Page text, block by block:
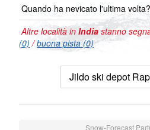
Quando ha nevicato l'ultima volta?
Altre località in Indiastanno
(0) /buona pista (0)
Jildo ski depot
Snow-Forecast